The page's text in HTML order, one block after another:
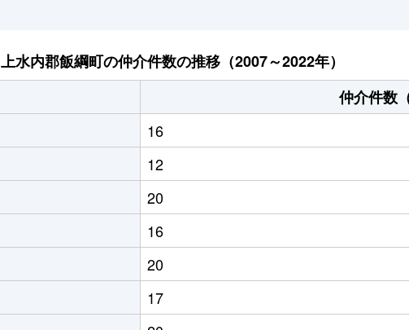
上水内郡飯綱町の仲介件数の推移（2007～2022年）
仲介件数
16
12
20
16
20
17